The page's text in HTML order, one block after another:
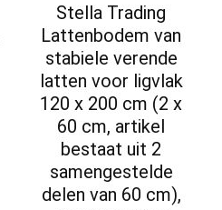
Stella Trading
Lattenbodem van
stabiele verende
latten voor ligvlak
120 x 200 cm (2 x
60 cm, artikel
bestaat uit 2
samengestelde
delen van 60 cm),